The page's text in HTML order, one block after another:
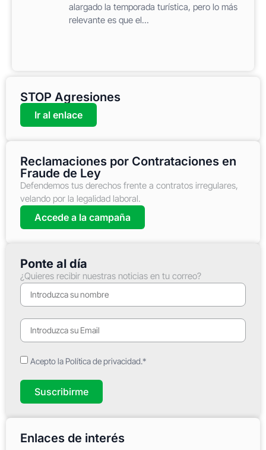
alargado la temporada turística, pero lo más
relevante es que el...
STOP Agresiones
Ir al enlace
Reclamaciones por Contrataciones en
Fraude de Ley
Defendemos tus derechos frente a contratos irregulares,
velando por la legalidad laboral.
Accede a la campaña
Ponte al día
¿Quieres recibir nuestras noticias en tu correo?
Acepto la Política de privacidad.*
Suscribirme
Enlaces de interés